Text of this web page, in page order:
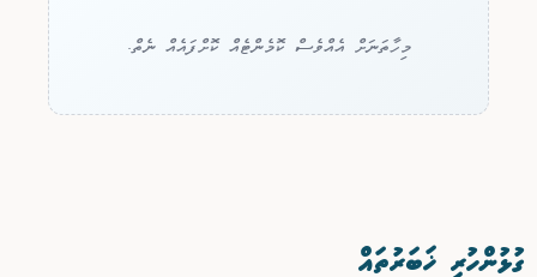
މިހާތަނަށް އެއްވެސް ކޮމެންޓެއް ކޮށްފައެއް ނެތް.
ގުޅުންހުރި ޚަބަރުތައް